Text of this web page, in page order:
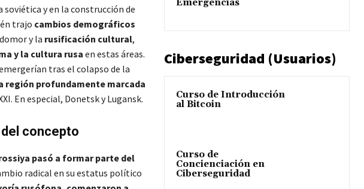
y en la construcción de
trajo cambios demográficos
y la rusificación cultural,
y la cultura rusa en estas áreas.
tras el colapso de la
región profundamente marcada
En especial, Donetsk y Lugansk.
concepto
pasó a formar parte del
radical en su estatus político
Emergencias
Ciberseguridad (Usuarios)
Curso de Introducción
al Bitcoin
Curso de
Concienciación en
Ciberseguridad